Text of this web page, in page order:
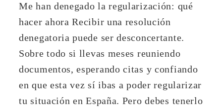
Me han denegado la regularización: qué
hacer ahora Recibir una resolución
denegatoria puede ser desconcertante.
Sobre todo si llevas meses reuniendo
documentos, esperando citas y confiando
en que esta vez sí ibas a poder regularizar
tu situación en España. Pero debes tenerlo